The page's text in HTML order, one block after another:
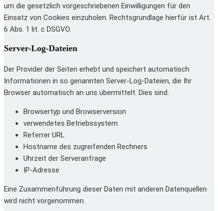
um die gesetzlich vorgeschriebenen Einwilligungen für den
Einsatz von Cookies einzuholen. Rechtsgrundlage hierfür ist Art.
6 Abs. 1 lit. c DSGVO.
Server-Log-Dateien
Der Provider der Seiten erhebt und speichert automatisch
Informationen in so genannten Server-Log-Dateien, die Ihr
Browser automatisch an uns übermittelt. Dies sind:
Browsertyp und Browserversion
verwendetes Betriebssystem
Referrer URL
Hostname des zugreifenden Rechners
Uhrzeit der Serveranfrage
IP-Adresse
Eine Zusammenführung dieser Daten mit anderen Datenquellen
wird nicht vorgenommen.